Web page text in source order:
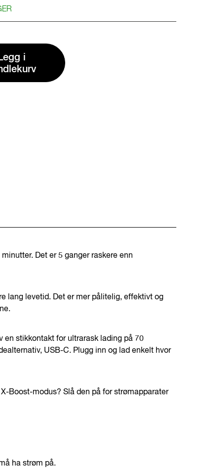
i
Det er 5 ganger raskere enn
lang levetid. Det er mer pålitelig, effektivt og
en stikkontakt for ultrarask lading på 70
USB-C. Plugg inn og lad enkelt hvor
Boost-modus? Slå den på for strømapparater
ha strøm på.